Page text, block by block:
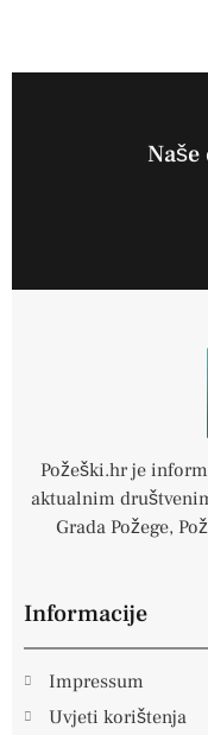
Požeški.hr je
aktualnim
Grada Požege,
Informacije
Impressum
Uvjeti korištenja